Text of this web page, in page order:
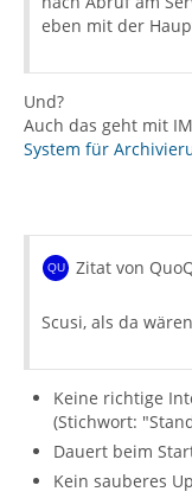
eben mit der
Und?
Auch das geht mit
System für
Zitat von
Scusi, als da
Keine richtige
(Stichwort:
Dauert beim
Kein sauberes